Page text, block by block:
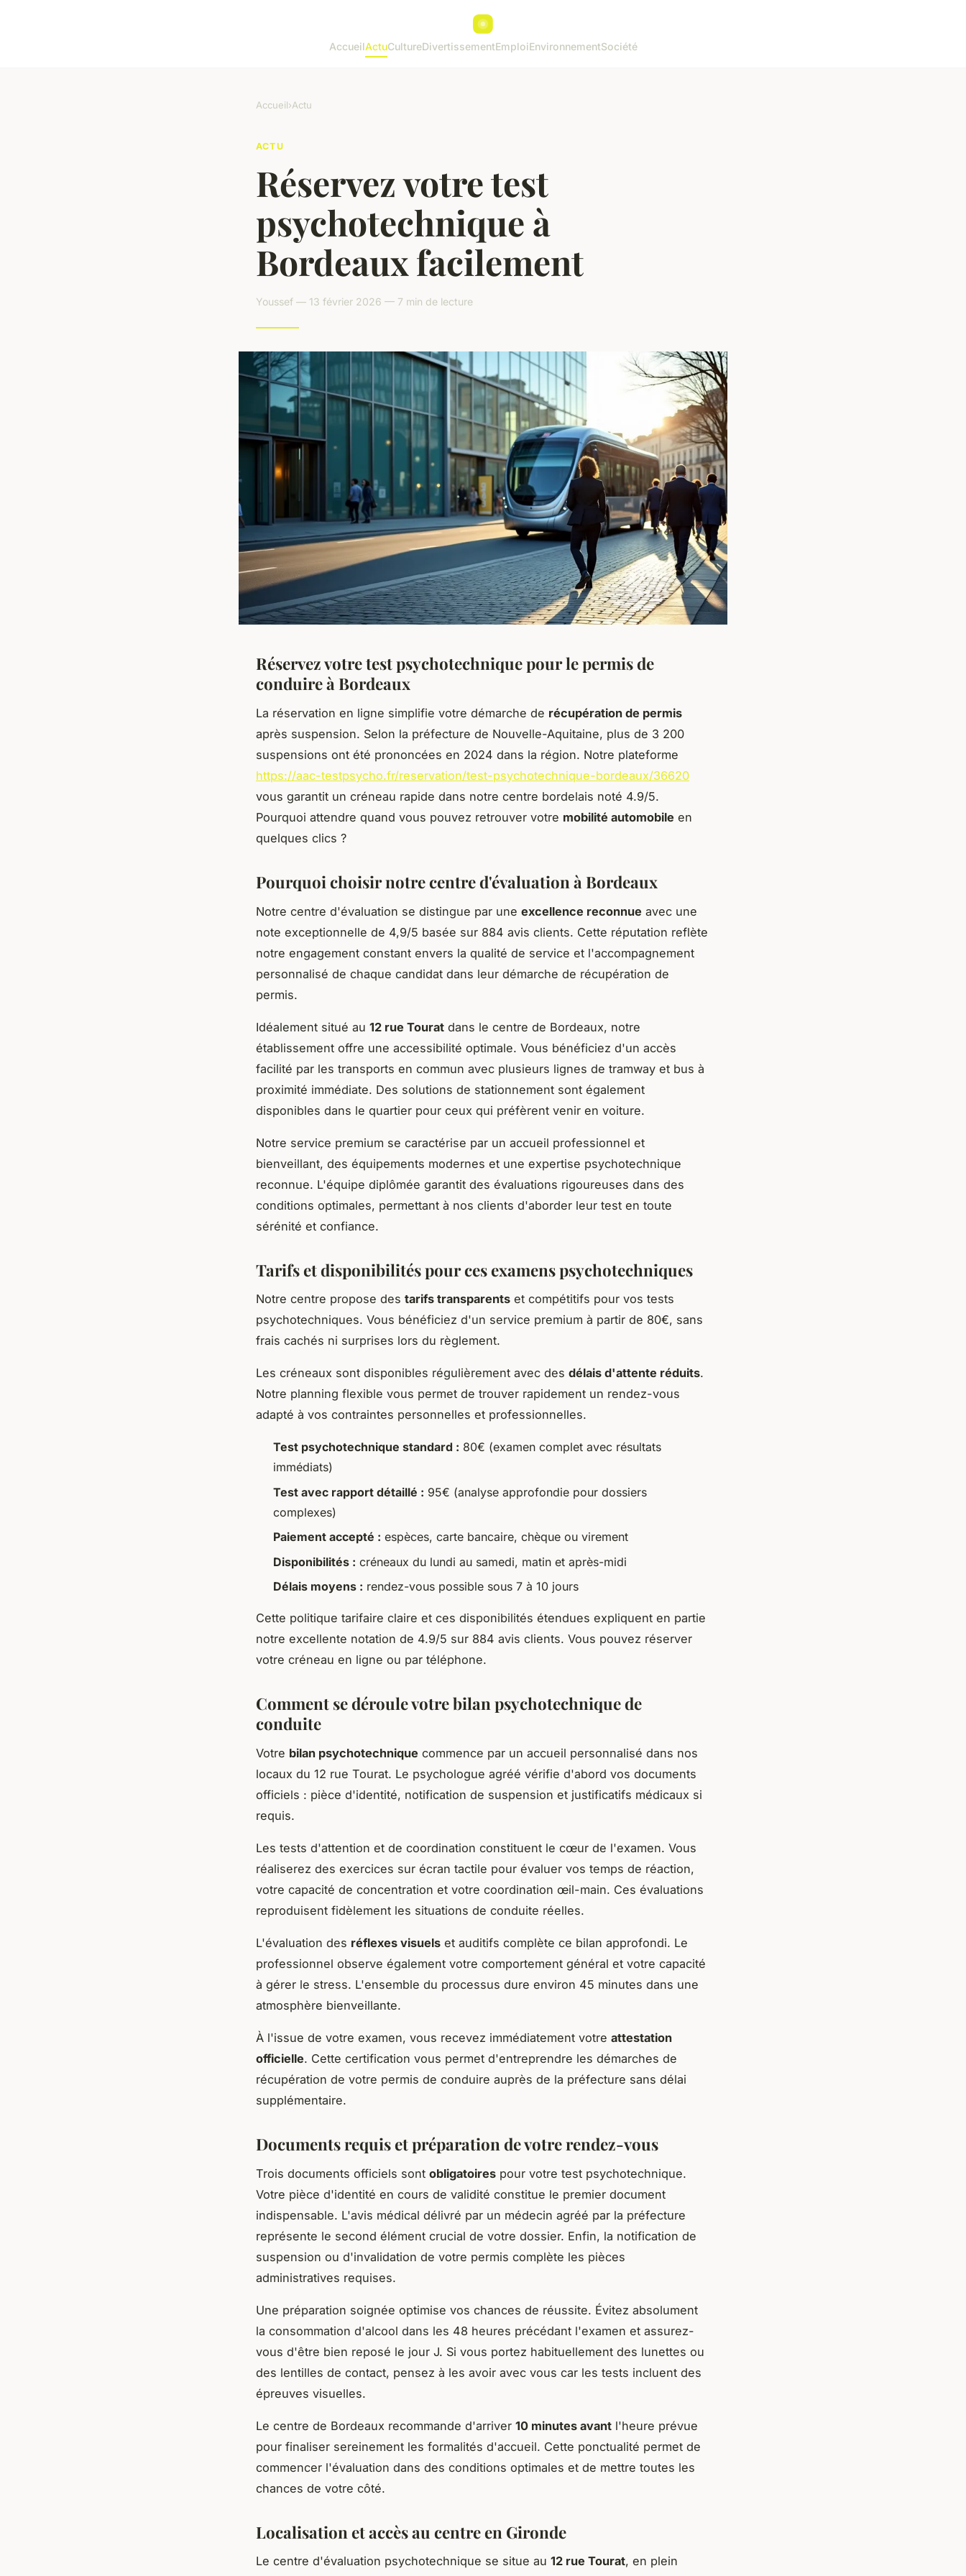
AccueilActuCultureDivertissementEmploiEnvironnementSociété
Accueil›Actu
ACTU
Réservez votre test
psychotechnique à
Bordeaux facilement
Youssef — 13 février 2026 — 7 min de lecture
Réservez votre test psychotechnique pour le permis de
conduire à Bordeaux
La réservation en ligne simplifie votre démarche de récupération de permis
après suspension. Selon la préfecture de Nouvelle-Aquitaine, plus de 3 200
suspensions ont été prononcées en 2024 dans la région. Notre plateforme
https://aac-testpsycho.fr/reservation/test-psychotechnique-bordeaux/36620
vous garantit un créneau rapide dans notre centre bordelais noté 4.9/5.
Pourquoi attendre quand vous pouvez retrouver votre mobilité automobile en
quelques clics ?
Pourquoi choisir notre centre d'évaluation à Bordeaux
Notre centre d'évaluation se distingue par une excellence reconnue avec une
note exceptionnelle de 4,9/5 basée sur 884 avis clients. Cette réputation reflète
notre engagement constant envers la qualité de service et l'accompagnement
personnalisé de chaque candidat dans leur démarche de récupération de
permis.
Idéalement situé au 12 rue Tourat dans le centre de Bordeaux, notre
établissement offre une accessibilité optimale. Vous bénéficiez d'un accès
facilité par les transports en commun avec plusieurs lignes de tramway et bus à
proximité immédiate. Des solutions de stationnement sont également
disponibles dans le quartier pour ceux qui préfèrent venir en voiture.
Notre service premium se caractérise par un accueil professionnel et
bienveillant, des équipements modernes et une expertise psychotechnique
reconnue. L'équipe diplômée garantit des évaluations rigoureuses dans des
conditions optimales, permettant à nos clients d'aborder leur test en toute
sérénité et confiance.
Tarifs et disponibilités pour ces examens psychotechniques
Notre centre propose des tarifs transparents et compétitifs pour vos tests
psychotechniques. Vous bénéficiez d'un service premium à partir de 80€, sans
frais cachés ni surprises lors du règlement.
Les créneaux sont disponibles régulièrement avec des délais d'attente réduits.
Notre planning flexible vous permet de trouver rapidement un rendez-vous
adapté à vos contraintes personnelles et professionnelles.
Test psychotechnique standard : 80€ (examen complet avec résultats
immédiats)
Test avec rapport détaillé : 95€ (analyse approfondie pour dossiers
complexes)
Paiement accepté : espèces, carte bancaire, chèque ou virement
Disponibilités : créneaux du lundi au samedi, matin et après-midi
Délais moyens : rendez-vous possible sous 7 à 10 jours
Cette politique tarifaire claire et ces disponibilités étendues expliquent en partie
notre excellente notation de 4.9/5 sur 884 avis clients. Vous pouvez réserver
votre créneau en ligne ou par téléphone.
Comment se déroule votre bilan psychotechnique de
conduite
Votre bilan psychotechnique commence par un accueil personnalisé dans nos
locaux du 12 rue Tourat. Le psychologue agréé vérifie d'abord vos documents
officiels : pièce d'identité, notification de suspension et justificatifs médicaux si
requis.
Les tests d'attention et de coordination constituent le cœur de l'examen. Vous
réaliserez des exercices sur écran tactile pour évaluer vos temps de réaction,
votre capacité de concentration et votre coordination œil-main. Ces évaluations
reproduisent fidèlement les situations de conduite réelles.
L'évaluation des réflexes visuels et auditifs complète ce bilan approfondi. Le
professionnel observe également votre comportement général et votre capacité
à gérer le stress. L'ensemble du processus dure environ 45 minutes dans une
atmosphère bienveillante.
À l'issue de votre examen, vous recevez immédiatement votre attestation
officielle. Cette certification vous permet d'entreprendre les démarches de
récupération de votre permis de conduire auprès de la préfecture sans délai
supplémentaire.
Documents requis et préparation de votre rendez-vous
Trois documents officiels sont obligatoires pour votre test psychotechnique.
Votre pièce d'identité en cours de validité constitue le premier document
indispensable. L'avis médical délivré par un médecin agréé par la préfecture
représente le second élément crucial de votre dossier. Enfin, la notification de
suspension ou d'invalidation de votre permis complète les pièces
administratives requises.
Une préparation soignée optimise vos chances de réussite. Évitez absolument
la consommation d'alcool dans les 48 heures précédant l'examen et assurez-
vous d'être bien reposé le jour J. Si vous portez habituellement des lunettes ou
des lentilles de contact, pensez à les avoir avec vous car les tests incluent des
épreuves visuelles.
Le centre de Bordeaux recommande d'arriver 10 minutes avant l'heure prévue
pour finaliser sereinement les formalités d'accueil. Cette ponctualité permet de
commencer l'évaluation dans des conditions optimales et de mettre toutes les
chances de votre côté.
Localisation et accès au centre en Gironde
Le centre d'évaluation psychotechnique se situe au 12 rue Tourat, en plein